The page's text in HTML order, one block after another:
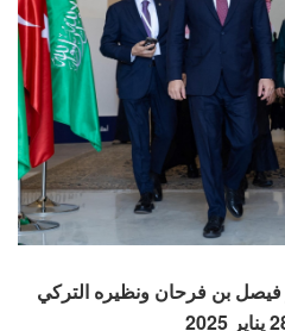
فيصل بن فرحان ونظيره التركي